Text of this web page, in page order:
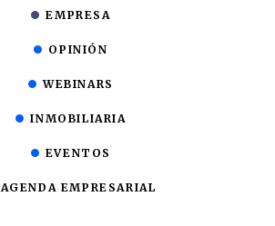
EMPRESA
OPINIÓN
WEBINARS
INMOBILIARIA
EVENTOS
AGENDA EMPRESARIAL